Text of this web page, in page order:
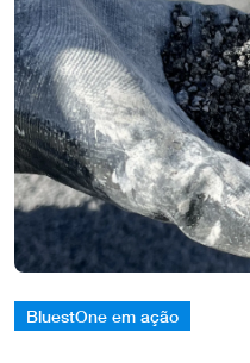
BluestOne em ação